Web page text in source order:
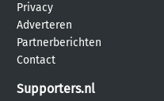
Privacy
Adverteren
Partnerberichten
Contact
Supporters.nl